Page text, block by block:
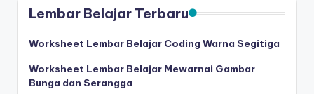
Lembar Belajar Terbaru
Worksheet Lembar Belajar Coding Warna Segitiga
Worksheet Lembar Belajar Mewarnai Gambar
Bunga dan Serangga